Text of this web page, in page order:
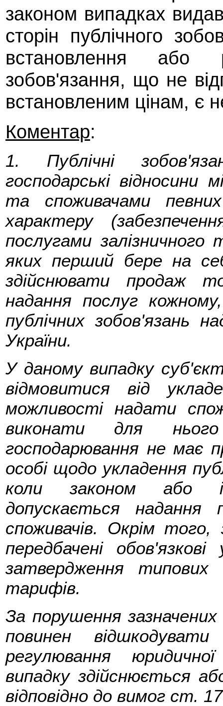
законом випадках
сторін публічного
встановлення або
зобов'язання, що не
встановленим цінам, є
Коментар:
1. Публічні
господарські відносини
та споживачами
характеру
послугами
яких перший бере на
здійснювати продаж
надання послуг
публічних зобов'язань
України.
У даному випадку
відмовитися від
можливості надати
виконати для
господарювання не має
особі щодо укладення
коли законом або
допускається надання
споживачів. Окрім
передбачені
затвердження типових
тарифів.
За порушення
повинен
регулювання
випадку здійснюється
відповідно до вимог ст.